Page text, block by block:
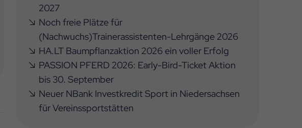
2027
Noch freie Plätze für
(Nachwuchs)Trainerassistenten-Lehrgänge 2026
HA.LT Baumpflanzaktion 2026 ein voller Erfolg
PASSION PFERD 2026: Early-Bird-Ticket Aktion
bis 30. September
Neuer NBank Investkredit Sport in Niedersachsen
für Vereinssportstätten